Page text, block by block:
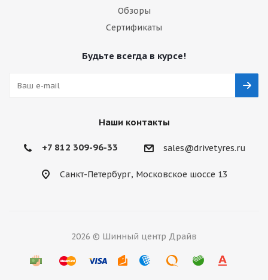
Обзоры
Сертификаты
Будьте всегда в курсе!
Наши контакты
+7 812 309-96-33 sales@drivetyres.ru
Санкт-Петербург, Московское шоссе 13
2026 © Шинный центр Драйв